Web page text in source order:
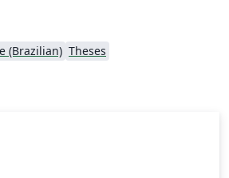
(Brazilian) Theses